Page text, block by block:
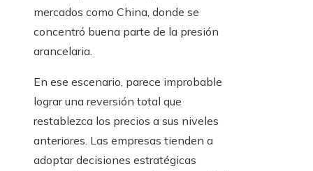
mercados como China, donde se
concentró buena parte de la presión
arancelaria.
En ese escenario, parece improbable
lograr una reversión total que
restablezca los precios a sus niveles
anteriores. Las empresas tienden a
adoptar decisiones estratégicas